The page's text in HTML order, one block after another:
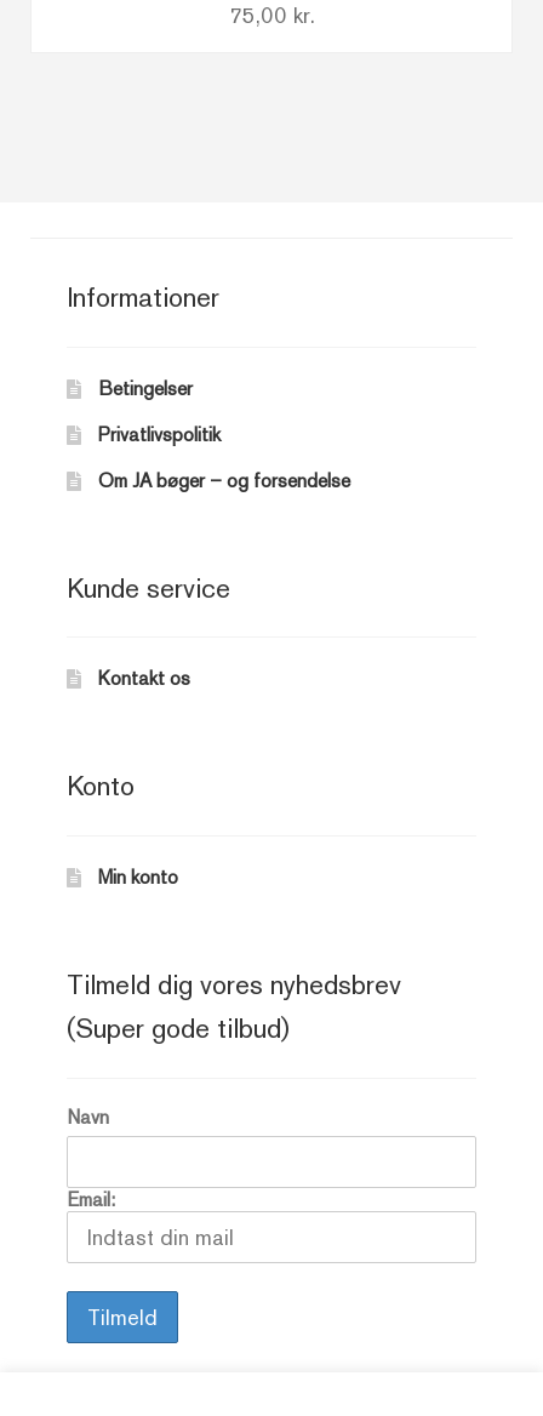
75,00 kr.
Informationer
Betingelser
Privatlivspolitik
Om JA bøger – og forsendelse
Kunde service
Kontakt os
Konto
Min konto
Tilmeld dig vores nyhedsbrev
(Super gode tilbud)
Navn
Email: